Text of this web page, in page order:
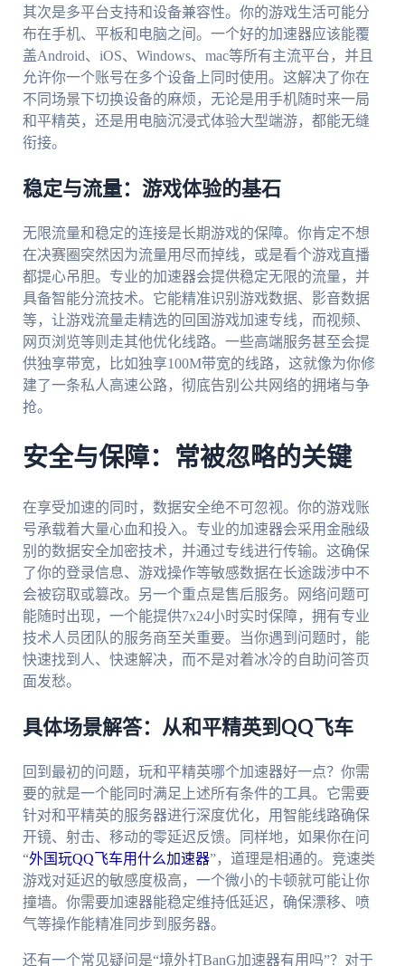
其次是多平台支持和设备兼容性。你的游戏生活可能分
布在手机、平板和电脑之间。一个好的加速器应该能覆
盖Android、iOS、Windows、mac等所有主流平台，并且
允许你一个账号在多个设备上同时使用。这解决了你在
不同场景下切换设备的麻烦，无论是用手机随时来一局
和平精英，还是用电脑沉浸式体验大型端游，都能无缝
衔接。
稳定与流量：游戏体验的基石
无限流量和稳定的连接是长期游戏的保障。你肯定不想
在决赛圈突然因为流量用尽而掉线，或是看个游戏直播
都提心吊胆。专业的加速器会提供稳定无限的流量，并
具备智能分流技术。它能精准识别游戏数据、影音数据
等，让游戏流量走精选的回国游戏加速专线，而视频、
网页浏览等则走其他优化线路。一些高端服务甚至会提
供独享带宽，比如独享100M带宽的线路，这就像为你修
建了一条私人高速公路，彻底告别公共网络的拥堵与争
抢。
安全与保障：常被忽略的关键
在享受加速的同时，数据安全绝不可忽视。你的游戏账
号承载着大量心血和投入。专业的加速器会采用金融级
别的数据安全加密技术，并通过专线进行传输。这确保
了你的登录信息、游戏操作等敏感数据在长途跋涉中不
会被窃取或篡改。另一个重点是售后服务。网络问题可
能随时出现，一个能提供7x24小时实时保障，拥有专业
技术人员团队的服务商至关重要。当你遇到问题时，能
快速找到人、快速解决，而不是对着冰冷的自助问答页
面发愁。
具体场景解答：从和平精英到QQ飞车
回到最初的问题，玩和平精英哪个加速器好一点？你需
要的就是一个能同时满足上述所有条件的工具。它需要
针对和平精英的服务器进行深度优化，用智能线路确保
开镜、射击、移动的零延迟反馈。同样地，如果你在问
“外国玩QQ飞车用什么加速器”，道理是相通的。竞速类
游戏对延迟的敏感度极高，一个微小的卡顿就可能让你
撞墙。你需要加速器能稳定维持低延迟，确保漂移、喷
气等操作能精准同步到服务器。
还有一个常见疑问是“境外打BanG加速器有用吗”？对于